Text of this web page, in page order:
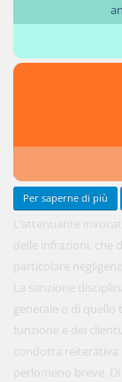
L’attenuante
delle infrazioni, che
particolare
La sanzione
generale o di quello
funzione e dei
condotta reiterativa
perlomeno breve.
Per saperne di più